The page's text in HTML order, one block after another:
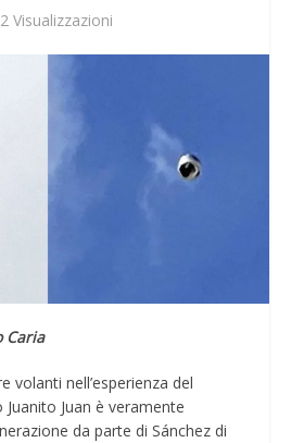
Visualizzazioni
Caria
volanti nell’esperienza del
Juan è veramente
da parte di Sánchez di